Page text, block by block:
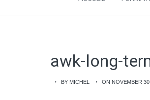
awk-long-
BY MICHEL ON NOVEMBER